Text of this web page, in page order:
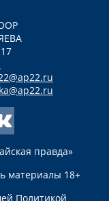
правда»
материалы 18+
Политикой